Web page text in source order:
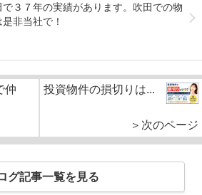
で３７年の実績があります。吹田での物
非当社で！
仲
投資物件の損切りは...
＞次のページ
グ記事一覧を見る